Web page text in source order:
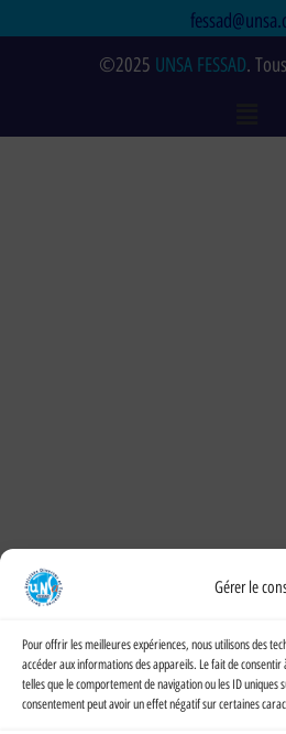
Gérer le
Pour offrir les meilleures expériences, nous utilisons des
accéder aux informations des appareils. Le fait de
telles que le comportement de navigation ou les ID
consentement peut avoir un effet négatif sur certaines
©2025 UNSA FESSAD.